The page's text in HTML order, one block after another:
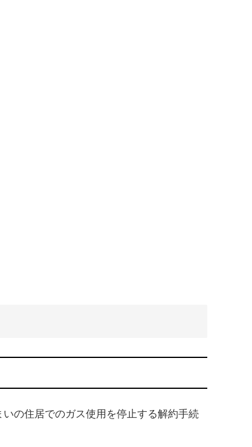
の住居でのガス使用を停止する解約手続